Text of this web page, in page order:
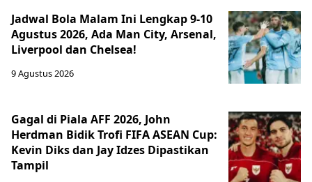
Jadwal Bola Malam Ini Lengkap 9-10
Agustus 2026, Ada Man City, Arsenal,
Liverpool dan Chelsea!
9 Agustus 2026
Gagal di Piala AFF 2026, John
Herdman Bidik Trofi FIFA ASEAN Cup:
Kevin Diks dan Jay Idzes Dipastikan
Tampil